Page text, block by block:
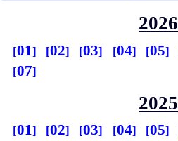
2026
01 02 03 04 05
07
2025
01 02 03 04 05